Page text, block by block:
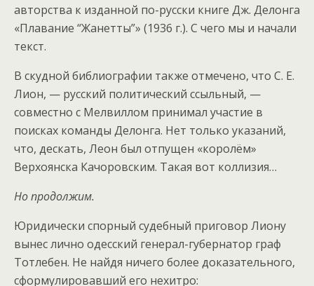
авторства к изданной по-русски книге Дж. Делонга
«Плавание “Жанетты”» (1936 г.). С чего мы и начали
текст.
В скудной библиографии также отмечено, что С. Е.
Лион, — русский политический ссыльный, —
совместно с Мелвиллом принимал участие в
поисках команды Делонга. Нет только указаний,
что, дескать, Леон был отпущен «королём»
Верхоянска Качоровским. Такая вот коллизия…
Но продолжим.
Юридически спорный судебный приговор Лиону
вынес лично одесский генерал-губернатор граф
Тотлебен. Не найдя ничего более доказательного,
сформулировавший его нехитро: